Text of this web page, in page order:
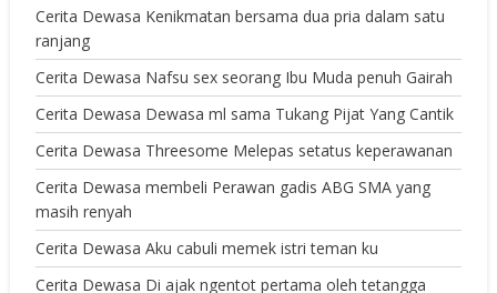
Cerita Dewasa Kenikmatan bersama dua pria dalam satu
ranjang
Cerita Dewasa Nafsu sex seorang Ibu Muda penuh Gairah
Cerita Dewasa Dewasa ml sama Tukang Pijat Yang Cantik
Cerita Dewasa Threesome Melepas setatus keperawanan
Cerita Dewasa membeli Perawan gadis ABG SMA yang
masih renyah
Cerita Dewasa Aku cabuli memek istri teman ku
Cerita Dewasa Di ajak ngentot pertama oleh tetangga